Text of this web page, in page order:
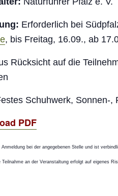
Erforderlich bei
, bis Freitag, 16.09.,ab
Rücksicht auf die
Schuhwerk, Sonnen-,
PDF
Anmeldung bei der angegebenen Stelle und ist
Teilnahme an der Veranstaltung erfolgt auf eigenes